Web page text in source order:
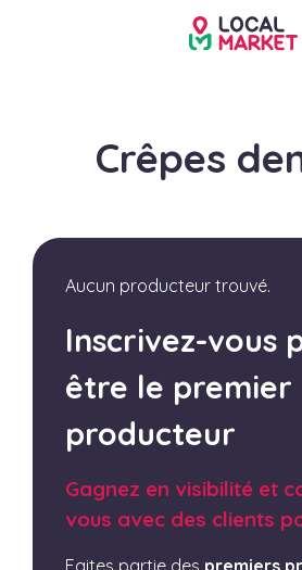
Crêpes
Aucun producteur trouvé.
Inscrivez-vous
être le premier
producteur
Gagnez en visibilité et
vous avec des clients